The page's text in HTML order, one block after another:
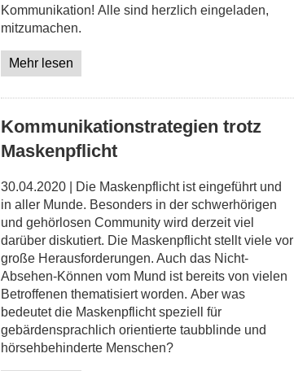
Kommunikation! Alle sind herzlich eingeladen,
mitzumachen.
Mehr lesen
Kommunikationstrategien trotz
Maskenpflicht
30.04.2020 | Die Maskenpflicht ist eingeführt und
in aller Munde. Besonders in der schwerhörigen
und gehörlosen Community wird derzeit viel
darüber diskutiert. Die Maskenpflicht stellt viele vor
große Herausforderungen. Auch das Nicht-
Absehen-Können vom Mund ist bereits von vielen
Betroffenen thematisiert worden. Aber was
bedeutet die Maskenpflicht speziell für
gebärdensprachlich orientierte taubblinde und
hörsehbehinderte Menschen?